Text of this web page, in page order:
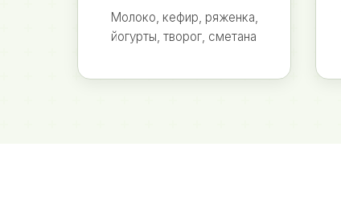
Молоко, кефир, ряженка,
йогурты, творог, сметана